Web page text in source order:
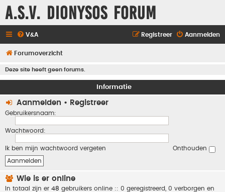
A.S.V. Dionysos Forum
V&A Aanmelden
Registreer
Forumoverzicht
Deze site heeft geen forums.
Informatie
Aanmelden • Registreer
Gebruikersnaam:
Wachtwoord:
Ik ben mijn wachtwoord vergeten Onthouden
Wie is er online
In totaal zijn er 48 gebruikers online :: 0 geregistreerd, 0 verborgen en